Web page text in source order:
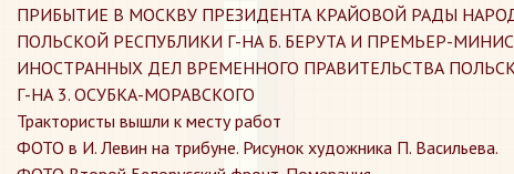
​ПРИБЫТИЕ В МОСКВУ ПРЕЗИДЕНТА КРАЙОВОЙ РАДЫ
ПОЛЬСКОЙ РЕСПУБЛИКИ Г-НА Б. БЕРУТА И ПРЕМЬЕР-
ИНОСТРАННЫХ ДЕЛ ВРЕМЕННОГО ПРАВИТЕЛЬСТВА
Г-НА 3. ОСУБКА-МОРАВСКОГО
​Трактористы вышли к месту работ
​ФОТО в И. Левин на трибуне. Рисунок художника П. Васильева.